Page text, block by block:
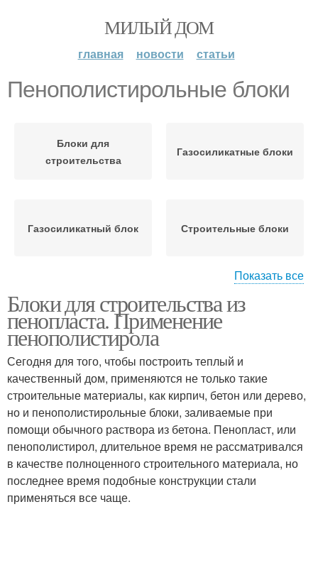
МИЛЫЙ ДОМ
главная новости статьи
Пенополистирольные блоки
Блоки для
строительства
Газосиликатные блоки
Газосиликатный блок Строительные блоки
Строительный блок Газобетонные блоки
Полистиролбетонные
блоки
Блоки с облицовкой
Блоки для бассейна
Показать все
Блоки для строительства из
пенопласта. Применение
пенополистирола
Сегодня для того, чтобы построить теплый и
качественный дом, применяются не только такие
строительные материалы, как кирпич, бетон или дерево,
но и пенополистирольные блоки, заливаемые при
помощи обычного раствора из бетона. Пенопласт, или
пенополистирол, длительное время не рассматривался
в качестве полноценного строительного материала, но
последнее время подобные конструкции стали
применяться все чаще.